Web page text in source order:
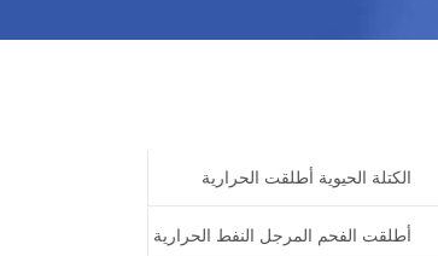
الكتلة الحيوية أطلقت الحرارية
المرجل النفط
أطلقت الفحم المرجل النفط الحرارية